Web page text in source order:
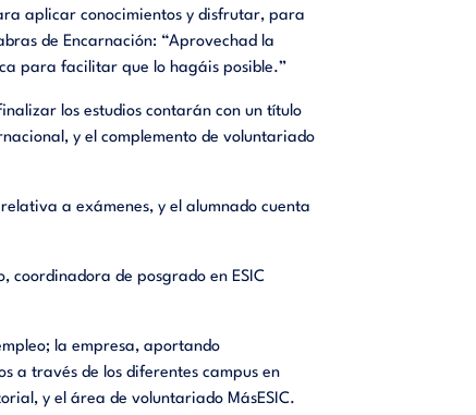
aplicar conocimientos y disfrutar, para
de Encarnación: “Aprovechad la
para facilitar que lo hagáis posible.”
los estudios contarán con un título
y el complemento de voluntariado
a exámenes, y el alumnado cuenta
coordinadora de posgrado en ESIC
la empresa, aportando
a través de losdiferentes campus en
y el área de voluntariado MásESIC.